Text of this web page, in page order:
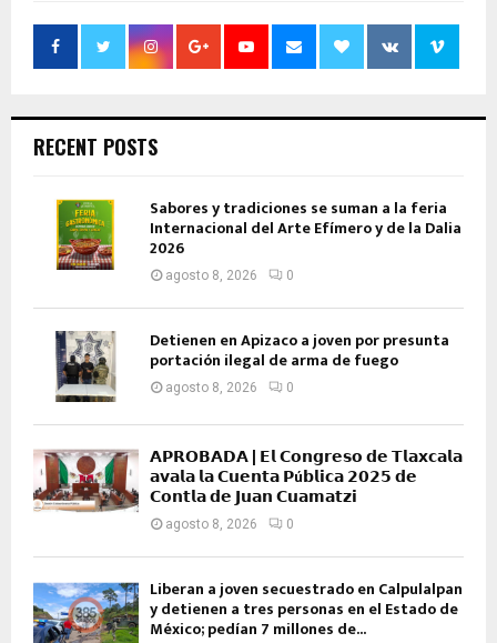
RECENT POSTS
Sabores y tradiciones se suman a la feria
Internacional del Arte Efímero y de la Dalia
2026
agosto 8, 2026 0
Detienen en Apizaco a joven por presunta
portación ilegal de arma de fuego
agosto 8, 2026 0
𝗔𝗣𝗥𝗢𝗕𝗔𝗗𝗔 | 𝗘𝗹 𝗖𝗼𝗻𝗴𝗿𝗲𝘀𝗼 𝗱𝗲 𝗧𝗹𝗮𝘅𝗰𝗮𝗹𝗮
𝗮𝘃𝗮𝗹𝗮 𝗹𝗮 𝗖𝘂𝗲𝗻𝘁𝗮 𝗣ú𝗯𝗹𝗶𝗰𝗮 𝟮𝟬𝟮𝟱 𝗱𝗲
𝗖𝗼𝗻𝘁𝗹𝗮 𝗱𝗲 𝗝𝘂𝗮𝗻 𝗖𝘂𝗮𝗺𝗮𝘁𝘇𝗶
agosto 8, 2026 0
Liberan a joven secuestrado en Calpulalpan
y detienen a tres personas en el Estado de
México; pedían 7 millones de...